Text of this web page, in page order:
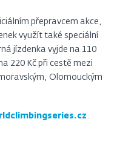
přepravcem akce,
využít také speciální
jízdenka vyjde na 110
220 Kč při cestě mezi
Olomouckým